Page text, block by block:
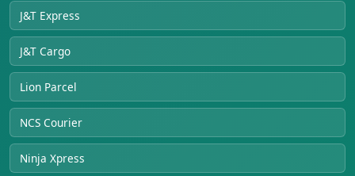
J&T Express
J&T Cargo
Lion Parcel
NCS Courier
Ninja Xpress